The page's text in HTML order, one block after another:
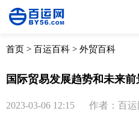
首页 > 百运百科 > 外贸百科
国际贸易发展趋势和未来前
2023-03-06 12:15 作者：百运